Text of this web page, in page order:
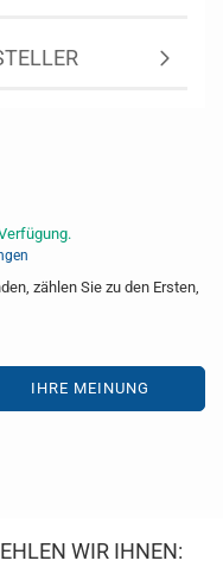
zählen Sie zu den Ersten,
IHRE MEINUNG
WIR IHNEN: